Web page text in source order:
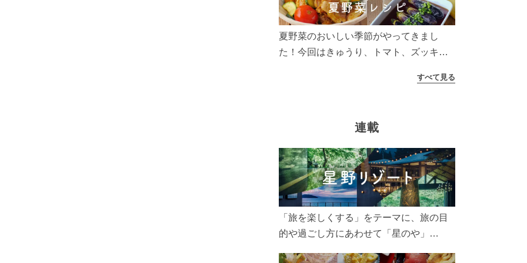
夏野菜のおいしい季節がやってきまし
た！今回はきゅうり、トマト、ズッキー
太陽の光をたっぷりあびた夏野菜は栄養
すべて見る
連載
「旅を楽しくする」をテーマに、旅の目
的や過ごし方にあわせて「星のや」